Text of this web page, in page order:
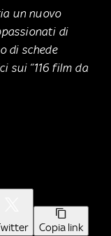
un nuovo
di
di schede
sui “116 film da
Copia link